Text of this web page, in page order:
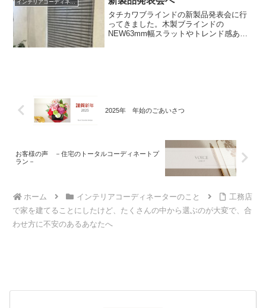
インテリアコーディネーターのこと
タチカワブラインドの新製品発表会に行
ってきました。木製ブラインドの
NEW63mm幅スラットやトレンド感ある
2025年 年始のごあいさつ
お客様の声 －住宅のトータルコーディネートプ
ラン－
ホーム インテリアコーディネーターのこと
工務店
で家を建てることにしたけど、たくさんの中から選ぶのが大変で、合
わせ方に不安のあるあなたへ